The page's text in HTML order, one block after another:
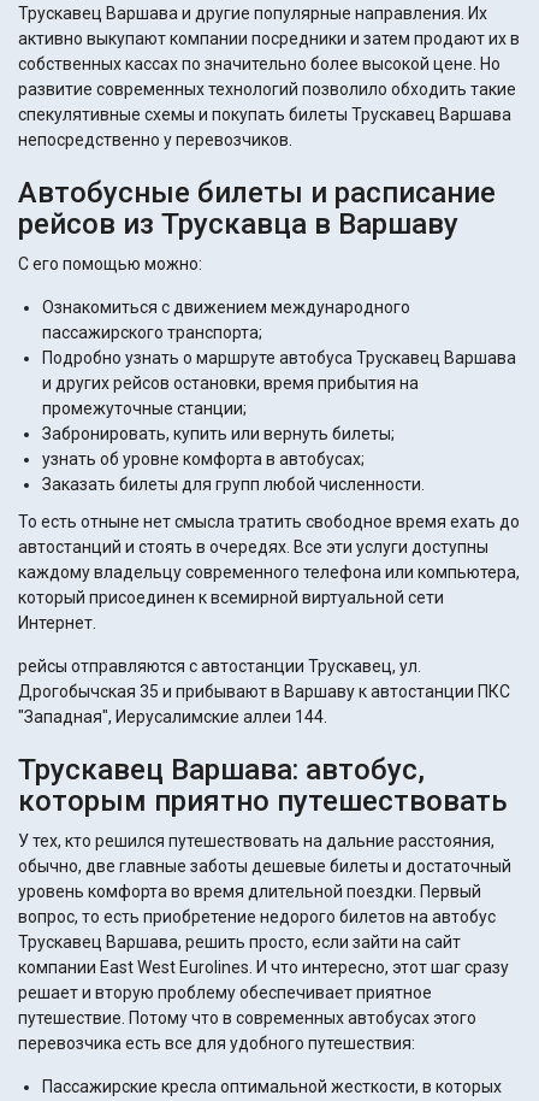
Трускавец Варшава и другие популярные направления. Их
активно выкупают компании посредники и затем продают их в
собственных кассах по значительно более высокой цене. Но
развитие современных технологий позволило обходить такие
спекулятивные схемы и покупать билеты Трускавец Варшава
непосредственно у перевозчиков.
Автобусные билеты и расписание
рейсов из Трускавца в Варшаву
С его помощью можно:
Ознакомиться с движением международного
пассажирского транспорта;
Подробно узнать о маршруте автобуса Трускавец Варшава
и других рейсов остановки, время прибытия на
промежуточные станции;
Забронировать, купить или вернуть билеты;
узнать об уровне комфорта в автобусах;
Заказать билеты для групп любой численности.
То есть отныне нет смысла тратить свободное время ехать до
автостанций и стоять в очередях. Все эти услуги доступны
каждому владельцу современного телефона или компьютера,
который присоединен к всемирной виртуальной сети
Интернет.
рейсы отправляются с автостанции Трускавец, ул.
Дрогобычская 35 и прибывают в Варшаву к автостанции ПКС
"Западная", Иерусалимские аллеи 144.
Трускавец Варшава: автобус,
которым приятно путешествовать
У тех, кто решился путешествовать на дальние расстояния,
обычно, две главные заботы дешевые билеты и достаточный
уровень комфорта во время длительной поездки. Первый
вопрос, то есть приобретение недорого билетов на автобус
Трускавец Варшава, решить просто, если зайти на сайт
компании East West Eurolines. И что интересно, этот шаг сразу
решает и вторую проблему обеспечивает приятное
путешествие. Потому что в современных автобусах этого
перевозчика есть все для удобного путешествия:
Пассажирские кресла оптимальной жесткости, в которых